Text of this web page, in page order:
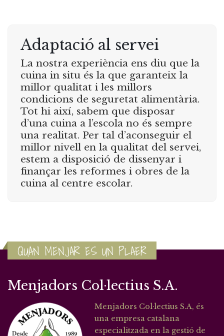
Adaptació al servei
La nostra experiència ens diu que la
cuina in situ és la que garanteix la
millor qualitat i les millors
condicions de seguretat alimentària.
Tot hi així, sabem que disposar
d’una cuina a l’escola no és sempre
una realitat. Per tal d’aconseguir el
millor nivell en la qualitat del servei,
estem a disposició de dissenyar i
finançar les reformes i obres de la
cuina al centre escolar.
QUAN MENJAR ES UN PLAER
Menjadors Col·lectius S.A.
Menjadors Col·lectius S.A, és
una empresa catalana
especialitzada en la gestió de